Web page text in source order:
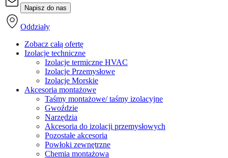
Napisz do nas
Oddziały
Zobacz całą ofertę
Izolacje techniczne
Izolacje termiczne HVAC
Izolacje Przemysłowe
Izolacje Morskie
Akcesoria montażowe
Taśmy montażowe/ taśmy izolacyjne
Gwoździe
Narzędzia
Akcesoria do izolacji przemysłowych
Pozostałe akcesoria
Powłoki zewnętrzne
Chemia montażowa